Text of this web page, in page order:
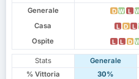
Generale
D W L
Casa L D L
Ospite L L D
Stats Generale
% Vittoria
30%